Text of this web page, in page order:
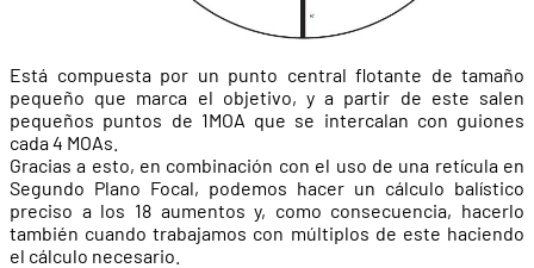
Está compuesta por un punto central flotante de tamaño
pequeño que marca el objetivo, y a partir de este salen
pequeños puntos de 1MOA que se intercalan con guiones
cada 4 MOAs.
Gracias a esto, en combinación con el uso de una retícula en
Segundo Plano Focal, podemos hacer un cálculo balístico
preciso a los 18 aumentos y, como consecuencia, hacerlo
también cuando trabajamos con múltiplos de este haciendo
el cálculo necesario.